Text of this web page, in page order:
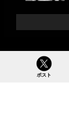
ポスト